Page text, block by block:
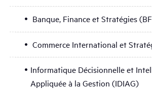
Banque, Finance et Stratégies
Commerce International et
Informatique Décisionnelle et
Appliquée à la Gestion (IDIAG)